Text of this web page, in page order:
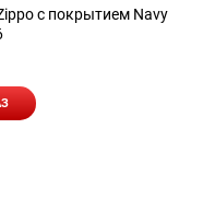
с покрытием Navy